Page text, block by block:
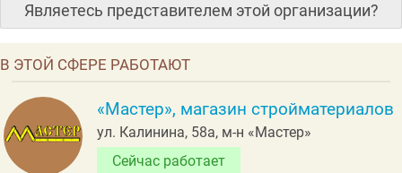
Являетесь представителем этой организации?
В ЭТОЙ СФЕРЕ РАБОТАЮТ
«Мастер», магазин стройматериалов
ул. Калинина, 58а, м-н «Мастер»
Сейчас работает